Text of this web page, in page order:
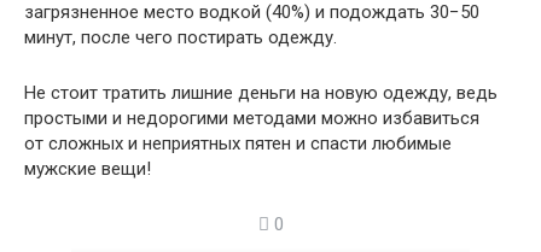
загрязненное место водкой (40%) и подождать 30−50
минут, после чего постирать одежду.
Не стоит тратить лишние деньги на новую одежду, ведь
простыми и недорогими методами можно избавиться
от сложных и неприятных пятен и спасти любимые
мужские вещи!
0